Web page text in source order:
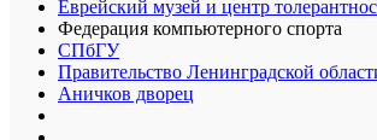
Еврейский музей и центр
Федерация компьютерного спорта
СПбГУ
Правительство Ленинградской
Аничков дворец